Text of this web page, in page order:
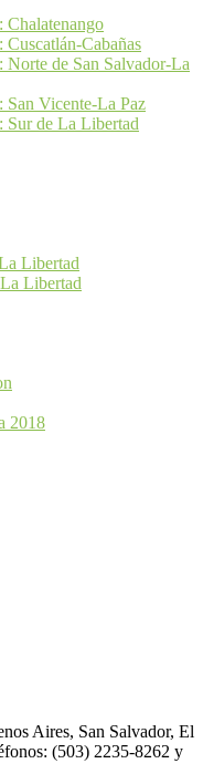
Chalatenango
Cuscatlán-Cabañas
Norte de San Salvador-La
San Vicente-La Paz
Sur de La Libertad
Libertad
Libertad
2018
Aires, San Salvador, El
(503) 2235-8262 y